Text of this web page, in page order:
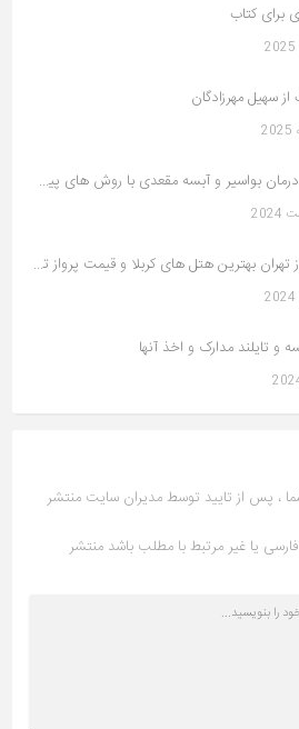
برای کتاب
سهیل مهرزادگان
جراحی بواسیر و درمان بواسیر و آبسه مقعدی با روش های پیشرفته
تور هوایی کربلا از تهران بهترین هتل های کربلا و قیمت پرواز تهران به نجف
و تایلند مدارک و اخذ آنها
، پس از تایید توسط مدیران سایت منتشر
یا غیر مرتبط با مطلب باشد منتشر